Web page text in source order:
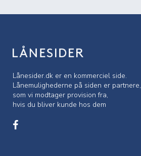
Lånesider.dk er en kommerciel side.
Lånemulighederne på siden er partnere,
som vi modtager provision fra,
hvis du bliver kunde hos dem